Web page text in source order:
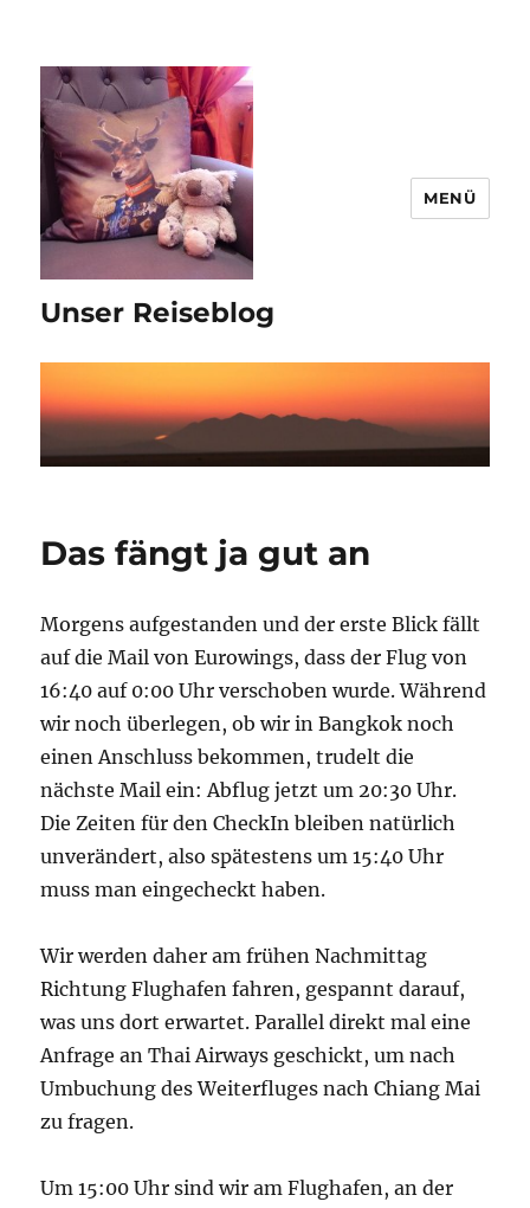
Unser Reiseblog
MENÜ
Das fängt ja gut an
Morgens aufgestanden und der erste Blick fällt
auf die Mail von Eurowings, dass der Flug von
16:40 auf 0:00 Uhr verschoben wurde. Während
wir noch überlegen, ob wir in Bangkok noch
einen Anschluss bekommen, trudelt die
nächste Mail ein: Abflug jetzt um 20:30 Uhr.
Die Zeiten für den CheckIn bleiben natürlich
unverändert, also spätestens um 15:40 Uhr
muss man eingecheckt haben.
Wir werden daher am frühen Nachmittag
Richtung Flughafen fahren, gespannt darauf,
was uns dort erwartet. Parallel direkt mal eine
Anfrage an Thai Airways geschickt, um nach
Umbuchung des Weiterfluges nach Chiang Mai
zu fragen.
Um 15:00 Uhr sind wir am Flughafen, an der